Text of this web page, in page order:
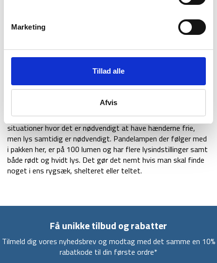
Marketing
Tillad alle
Afvis
hurtigtørrende håndklæde er et must-have at have med på
turen, da det tørrer meget hurtigere end et normalt
Mikrofibermaterialet sørger for, at det ikke vejer spor og let
kan komprimeres til minimalt fylde og dermed frigiver plads i
rygsækken. Pga. størrelsen på 160×80 cm kan håndklædet
desuden benyttes som f.eks. strandhåndklæde, tæppe eller
Pandelampe inkl. batterier: En pandelampe er handy i
situationer hvor det er nødvendigt at have hænderne frie,
men lys samtidig er nødvendigt. Pandelampen der følger med
i pakken her, er på 100 lumen og har flere lysindstillinger samt
både rødt og hvidt lys. Det gør det nemt hvis man skal finde
noget i ens rygsæk, shelteret eller teltet.
Få unikke tilbud og rabatter
Tilmeld dig vores nyhedsbrev og modtag med det samme en 10%
rabatkode til din første ordre*